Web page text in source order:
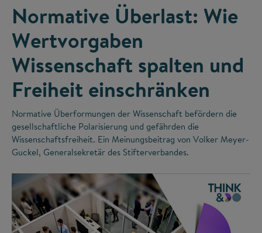
Normative Überlast: Wie
Wertvorgaben
Wissenschaft spalten und
Freiheit einschränken
Normative Überformungen der Wissenschaft befördern die
gesellschaftliche Polarisierung und gefährden die
Wissenschaftsfreiheit. Ein Meinungsbeitrag von Volker Meyer-
Guckel, Generalsekretär des Stifterverbandes.